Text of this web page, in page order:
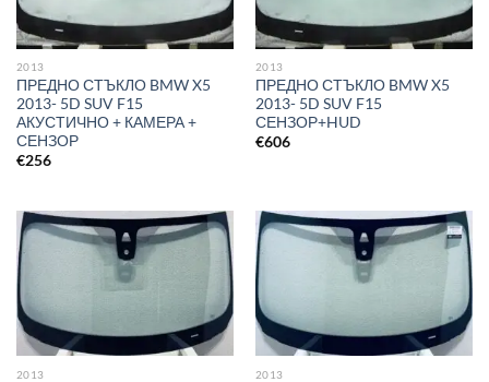
2013
ПРЕДНО СТЪКЛО BMW X5
2013- 5D SUV F15
АКУСТИЧНО + КАМЕРА +
СЕНЗОР
€256
2013
ПРЕДНО СТЪКЛО BMW X5
2013- 5D SUV F15
СЕНЗОР+HUD
€606
2013 2013